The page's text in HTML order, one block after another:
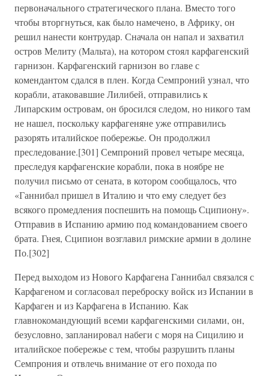
первоначального стратегического плана. Вместо того
чтобы вторгнуться, как было намечено, в Африку, он
решил нанести контрудар. Сначала он напал и захватил
остров Мелиту (Мальта), на котором стоял карфагенский
гарнизон. Карфагенский гарнизон во главе с
комендантом сдался в плен. Когда Семпроний узнал, что
корабли, атаковавшие Лилибей, отправились к
Липарским островам, он бросился следом, но никого там
не нашел, поскольку карфагеняне уже отправились
разорять италийское побережье. Он продолжил
преследование.[301] Семпроний провел четыре месяца,
преследуя карфагенские корабли, пока в ноябре не
получил письмо от сената, в котором сообщалось, что
«Ганнибал пришел в Италию и что ему следует без
всякого промедления поспешить на помощь Сципиону».
Отправив в Испанию армию под командованием своего
брата. Гнея, Сципион возглавил римские армии в долине
По.[302]
Перед выходом из Нового Карфагена Ганнибал связался с
Карфагеном и согласовал переброску войск из Испании в
Карфаген и из Карфагена в Испанию. Как
главнокомандующий всеми карфагенскими силами, он,
безусловно, запланировал набеги с моря на Сицилию и
италийское побережье с тем, чтобы разрушить планы
Семпрония и отвлечь внимание от его похода по